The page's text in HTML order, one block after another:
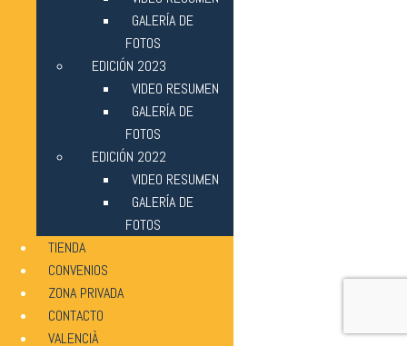
GALERÍA DE
FOTOS
EDICIÓN 2023
VIDEO RESUMEN
GALERÍA DE
FOTOS
EDICIÓN 2022
VIDEO RESUMEN
GALERÍA DE
FOTOS
TIENDA
CONVENIOS
ZONA PRIVADA
CONTACTO
VALENCIÀ